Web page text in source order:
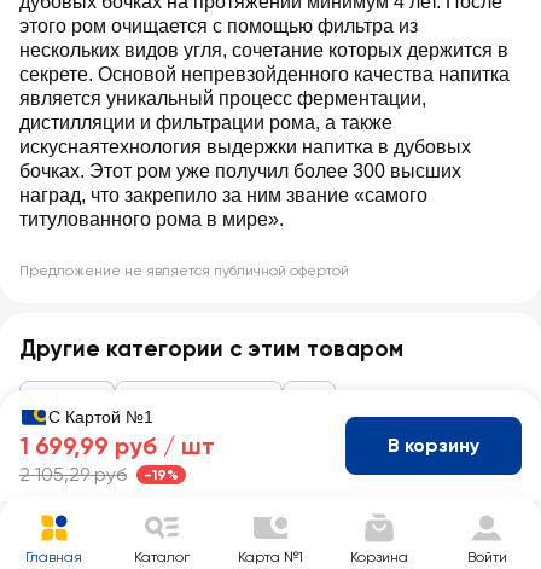
этого ром очищается с помощью фильтра из
нескольких видов угля, сочетание которых держится в
секрете. Основой непревзойденного качества напитка
является уникальный процесс ферментации,
дистилляции и фильтрации рома, а также
искуснаятехнология выдержки напитка в дубовых
бочках. Этот ром уже получил более 300 высших
наград, что закрепило за ним звание «самого
титулованного рома в мире».
Предложение не является публичной офертой
Другие категории с этим товаром
С Картой №1
1 699,99 руб / шт
2 105,29 руб -19%
В корзину
Главная Каталог Карта №1 Корзина Войти